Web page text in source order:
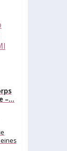
–...